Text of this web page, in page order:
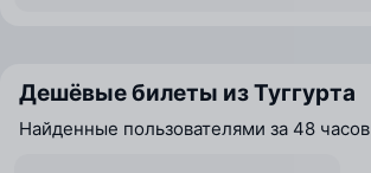
Дешёвые билеты из Туггурта
Найденные пользователями за 48 часов